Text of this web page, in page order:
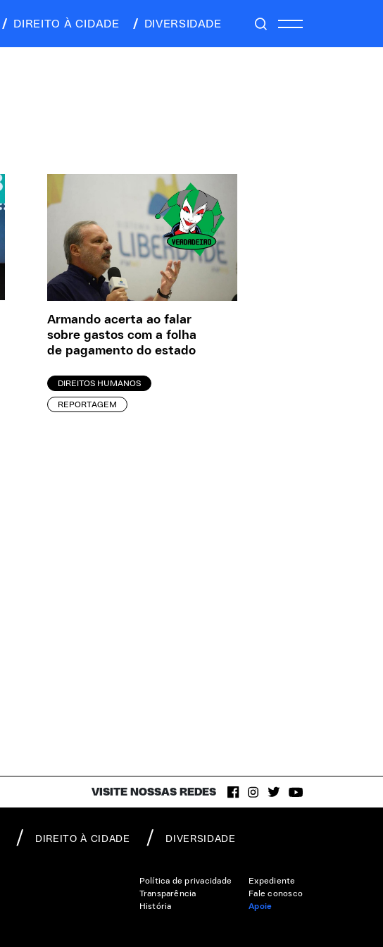
DIREITO À CIDADE DIVERSIDADE
Armando acerta ao falar
sobre gastos com a folha
de pagamento do estado
DIREITOS HUMANOS
REPORTAGEM
VISITE NOSSAS REDES
DIREITO À CIDADE DIVERSIDADE
Política de privacidade
Transparência
História
Expediente
Fale conosco
Apoie